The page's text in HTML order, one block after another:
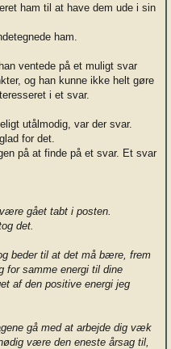
ham til at have dem ude i sin
ham.
ventede på et muligt svar
og han kunne ikke helt gøre
i et svar.
utålmodig, var der svar.
for det.
på at finde på et svar. Et svar
gået tabt i posten.
det.
beder til at det må bære, frem
for samme energi til dine
af den positive energi jeg
gå med at arbejde dig væk
være den eneste årsag til,